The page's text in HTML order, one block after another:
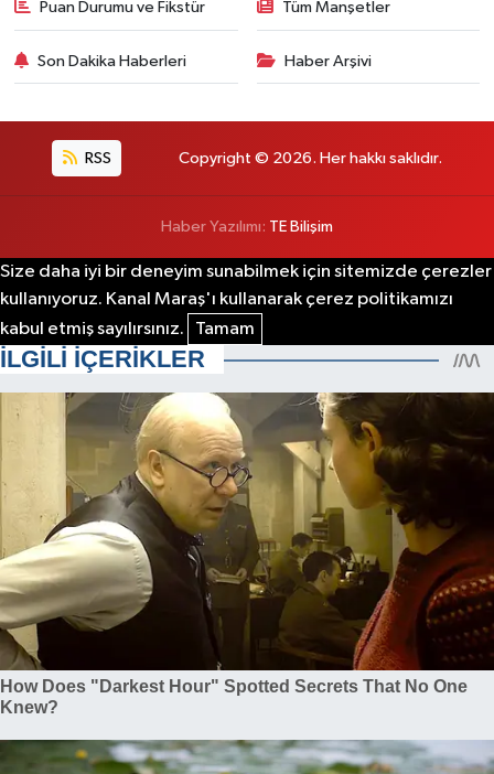
Puan Durumu ve Fikstür Tüm Manşetler
Son Dakika Haberleri Haber Arşivi
RSS Copyright © 2026. Her hakkı saklıdır.
Haber Yazılımı: TE Bilişim
Size daha iyi bir deneyim sunabilmek için sitemizde çerezler
kullanıyoruz. Kanal Maraş'ı kullanarak çerez politikamızı
kabul etmiş sayılırsınız.
Tamam